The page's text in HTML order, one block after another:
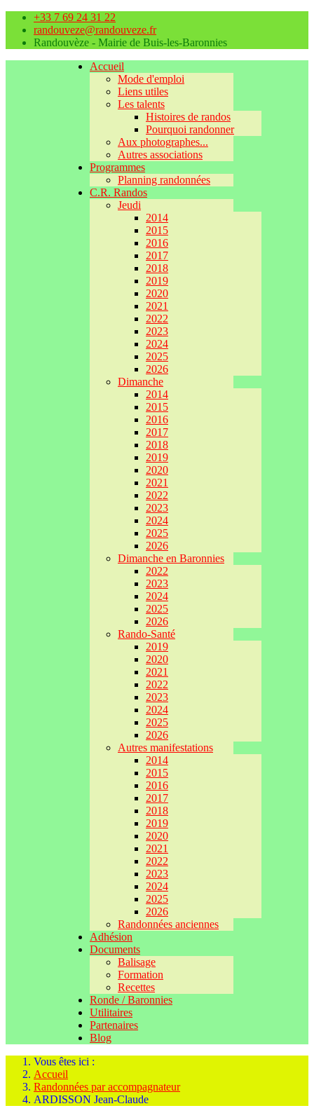
+33 7 69 24 31 22
randouveze@randouveze.fr
Randouvèze - Mairie de Buis-les-Baronnies
Accueil
Mode d'emploi
Liens utiles
Les talents
Histoires de randos
Pourquoi randonner
Aux photographes...
Autres associations
Programmes
Planning randonnées
C.R. Randos
Jeudi
2014
2015
2016
2017
2018
2019
2020
2021
2022
2023
2024
2025
2026
Dimanche
2014
2015
2016
2017
2018
2019
2020
2021
2022
2023
2024
2025
2026
Dimanche en Baronnies
2022
2023
2024
2025
2026
Rando-Santé
2019
2020
2021
2022
2023
2024
2025
2026
Autres manifestations
2014
2015
2016
2017
2018
2019
2020
2021
2022
2023
2024
2025
2026
Randonnées anciennes
Adhésion
Documents
Balisage
Formation
Recettes
Ronde / Baronnies
Utilitaires
Partenaires
Blog
Vous êtes ici :
Accueil
Randonnées par accompagnateur
ARDISSON Jean-Claude